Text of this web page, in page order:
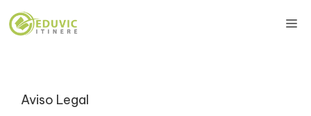
Saltar
Aviso Legal